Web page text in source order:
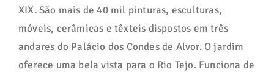
XIX. São mais de 40 mil pinturas, esculturas,
móveis, cerâmicas e têxteis dispostos em três
andares do Palácio dos Condes de Alvor. O jardim
oferece uma bela vista para o Rio Tejo. Funciona de